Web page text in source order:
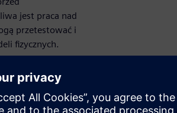
jest praca nad
przetestować i
fizycznych.